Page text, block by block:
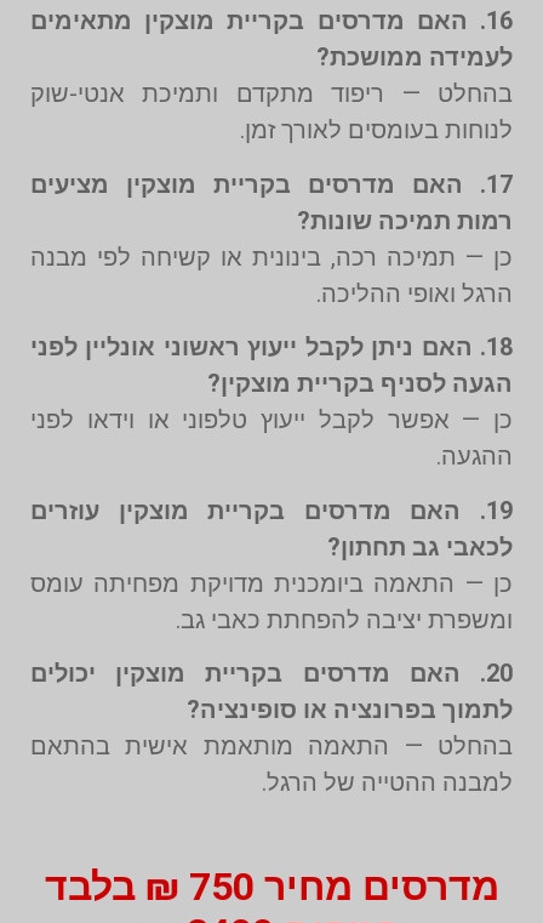
16. האם מדרסים בקריית מוצקין מתאימים
לעמידה ממושכת?
בהחלט — ריפוד מתקדם ותמיכת אנטי-שוק
לנוחות בעומסים לאורך זמן.
17. האם מדרסים בקריית מוצקין מציעים
רמות תמיכה שונות?
כן — תמיכה רכה, בינונית או קשיחה לפי מבנה
הרגל ואופי ההליכה.
18. האם ניתן לקבל ייעוץ ראשוני אונליין לפני
הגעה לסניף בקריית מוצקין?
כן — אפשר לקבל ייעוץ טלפוני או וידאו לפני
ההגעה.
19. האם מדרסים בקריית מוצקין עוזרים
לכאבי גב תחתון?
כן — התאמה ביומכנית מדויקת מפחיתה עומס
ומשפרת יציבה להפחתת כאבי גב.
20. האם מדרסים בקריית מוצקין יכולים
לתמוך בפרונציה או סופינציה?
בהחלט — התאמה מותאמת אישית בהתאם
למבנה ההטייה של הרגל.
מדרסים מחיר 750 ₪ בלבד